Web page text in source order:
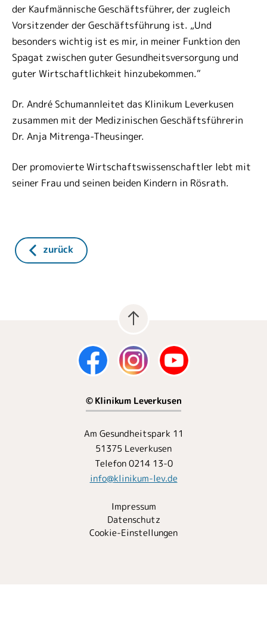
der Kaufmännische Geschäftsführer, der zugleich
Vorsitzender der Geschäftsführung ist. „Und
besonders wichtig ist es mir, in meiner Funktion den
Spagat zwischen guter Gesundheitsversorgung und
guter Wirtschaftlichkeit hinzubekommen.“
Dr. André Schumannleitet das Klinikum Leverkusen
zusammen mit der Medizinischen Geschäftsführerin
Dr. Anja Mitrenga-Theusinger.
Der promovierte Wirtschaftswissenschaftler lebt mit
seiner Frau und seinen beiden Kindern in Rösrath.
zurück
© Klinikum Leverkusen
Am Gesundheitspark 11
51375 Leverkusen
Telefon 0214 13-0
info@klinikum-lev.de
Impressum
Datenschutz
Cookie-Einstellungen